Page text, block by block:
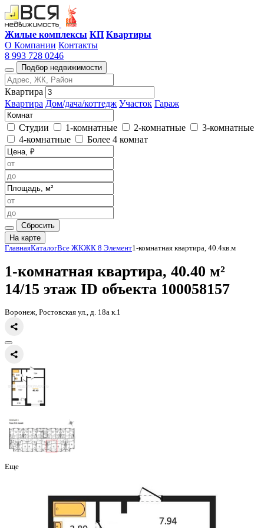
Жилые комплексы КП Квартиры
О Компании Контакты
8 993 728 0246
Подбор недвижимости
Квартира
Квартира Дом/дача/коттедж Участок Гараж
Студии 1-комнатные 2-комнатные
3-комнатные
4-комнатные
Более 4 комнат
Сбросить
На карте
Главная КаталогВсе ЖКЖК 8 Элемент
1-комнатная квартира, 40.40
14/15 этаж
Воронеж, Ростовская ул., д. 18а к.1